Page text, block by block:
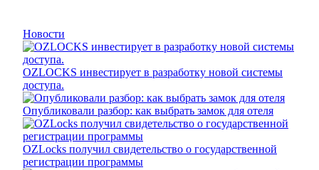
Новости
OZLOCKS инвестирует в разработку новой системы
доступа.
Опубликовали разбор: как выбрать замок для отеля
OZLocks получил свидетельство о государственной
регистрации программы